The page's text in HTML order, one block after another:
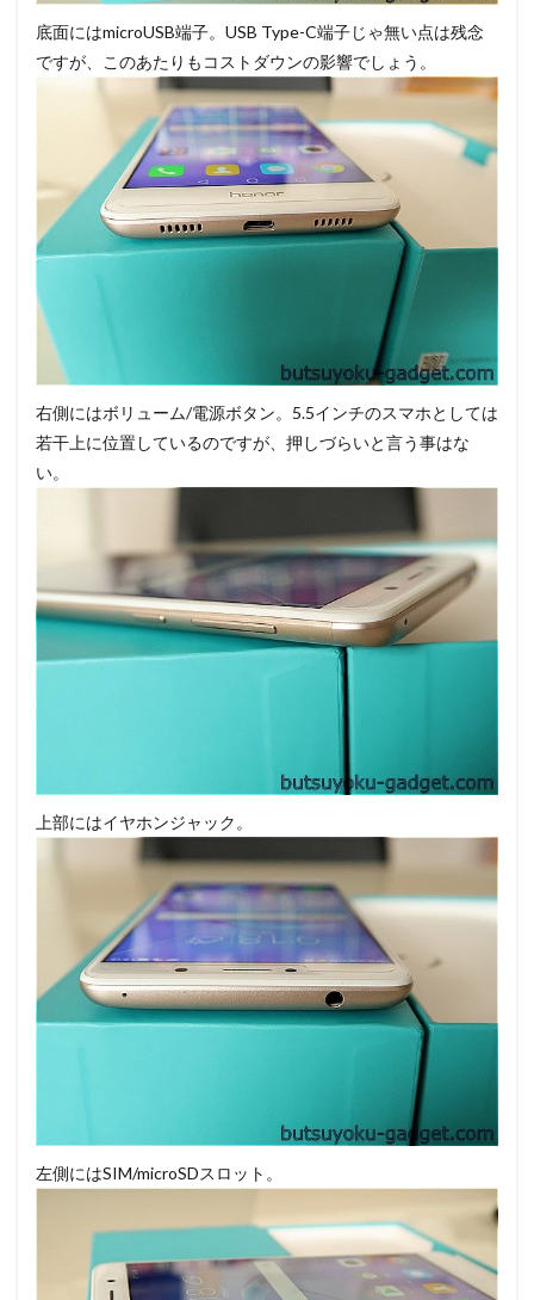
底面にはmicroUSB端子。USB Type-C端子じゃ無い点は残念
ですが、このあたりもコストダウンの影響でしょう。
右側にはボリューム/電源ボタン。5.5インチのスマホとしては
若干上に位置しているのですが、押しづらいと言う事はな
い。
上部にはイヤホンジャック。
左側にはSIM/microSDスロット。